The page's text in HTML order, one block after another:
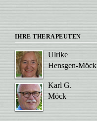
IHRE THERAPEUTEN
Ulrike
Hensgen-Möck
Karl G.
Möck